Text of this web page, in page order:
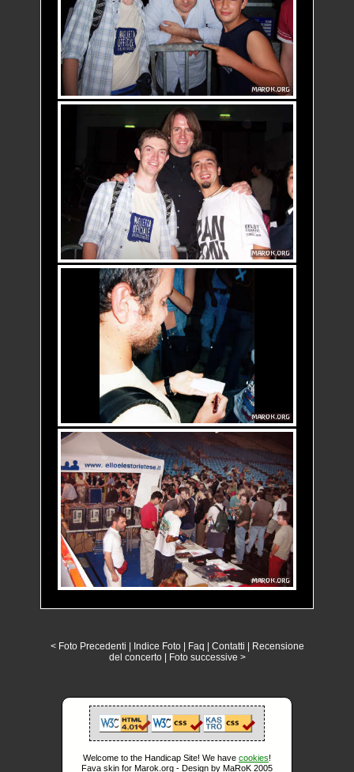
< Foto Precedenti Indice Foto| Faq Contatti
Recensione
del concerto| Foto successive >
Welcome to the Handicap Site! We have cookies!
Fava skin for Marok.org - Design by MaRoK 2005